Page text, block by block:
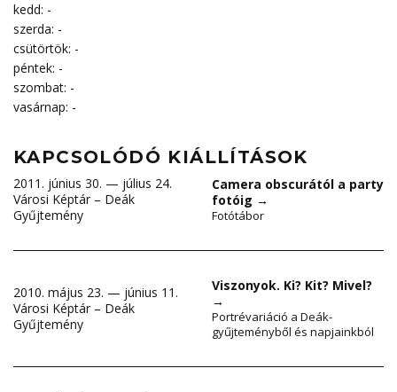
kedd: -
szerda: -
csütörtök: -
péntek: -
szombat: -
vasárnap: -
KAPCSOLÓDÓ KIÁLLÍTÁSOK
2011. június 30. — július 24.
Városi Képtár – Deák
Gyűjtemény
Camera obscurától a party
fotóig →
Fotótábor
2010. május 23. — június 11.
Városi Képtár – Deák
Gyűjtemény
Viszonyok. Ki? Kit? Mivel?
→
Portrévariáció a Deák-
gyűjteményből és napjainkból